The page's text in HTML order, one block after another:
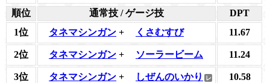
順位
通常技 / ゲージ技
DPT
1位
タネマシンガン + くさむすび 11.67
2位 タネマシンガン + ソーラービーム 11.24
3位 タネマシンガン + しぜんのいかり 10.58